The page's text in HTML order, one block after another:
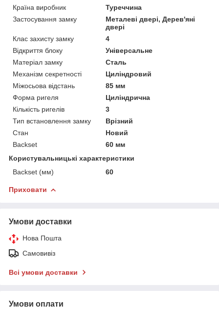
Країна виробник
Туреччина
Застосування замку
Металеві двері, Дерев'яні
двері
Клас захисту замку
4
Відкриття блоку
Універсальне
Матеріал замку
Сталь
Механізм секретності
Циліндровий
Міжосьова відстань
85 мм
Форма ригеля
Циліндрична
Кількість ригелів
3
Тип встановлення замку
Врізний
Стан
Новий
Backset
60 мм
Користувальницькі характеристики
Backset (мм)
60
Приховати
Умови доставки
Нова Пошта
Самовивіз
Всі умови доставки
Умови оплати